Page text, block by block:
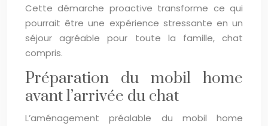
Cette démarche proactive transforme ce qui
pourrait être une expérience stressante en un
séjour agréable pour toute la famille, chat
compris.
Préparation du mobil home
avant l’arrivée du chat
L’aménagement préalable du mobil home